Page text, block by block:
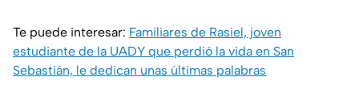
Te puede interesar: Familiares de Rasiel, joven
estudiante de la UADY que perdió la vida en San
Sebastián, le dedican unas últimas palabras